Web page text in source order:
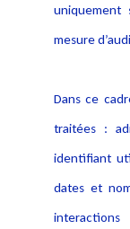
Politique de
données
uniquement
mesure
Dans ce
traitées :
identifiant
dates et